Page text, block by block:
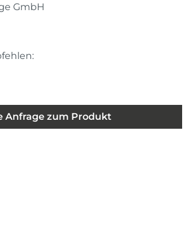
GmbH
Anfrage zum Produkt